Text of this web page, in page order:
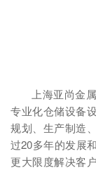
上海亚尚金
专业化仓储设备
规划、生产制造
过20多年的发展
更大限度解决客